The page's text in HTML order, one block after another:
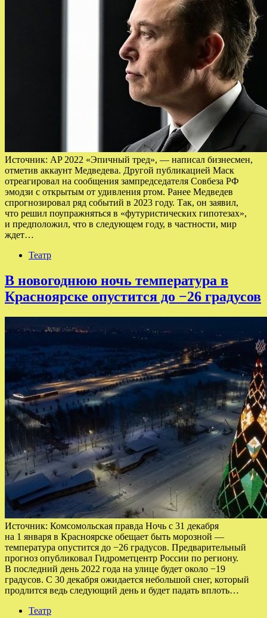
Источник: AP 2022 «Эпичный тред», — написал бизнесмен,
отметив аккаунт Медведева. Другой публикацией Маск
отреагировал на сообщения зампредседателя Совбеза РФ
эмодзи с открытым от удивления ртом. Ранее Медведев
спрогнозировал ряд событий в 2023 году. Так, он заявил,
что решил поупражняться в «футуристических гипотезах»,
и предположил, что в следующем году, в частности, мир
ждет…
Театр
В новогоднюю ночь температура в
Красноярске опустится до −26 градусов
Источник: Комсомольская правда Ночь с 31 декабря
на 1 января в Красноярске обещает быть морозной —
температура опустится до −26 градусов. Предварительный
прогноз опубликовал Гидрометцентр России по региону.
В последний день 2022 года на улице будет около −19
градусов. С 30 декабря ожидается небольшой снег, который
продлится ведь следующий день и будет падать вплоть…
Театр